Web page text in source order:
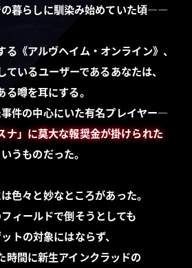
の暮らしに馴染み始めていた頃――
る《アルヴヘイム・オンライン》、
いるユーザーであるあなたは、
る噂を耳にする。
件の中心にいた有名プレイヤー―
ナ」に莫大な報奨金が掛けられた
うものだった。
色々と妙なところがあった。
ィールドで倒そうとしても
トの対象にはならず、
時間に新生アインクラッドの